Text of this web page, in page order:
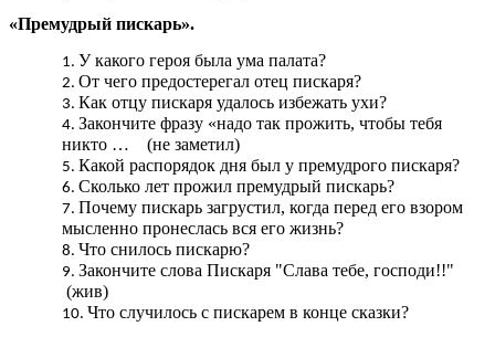
«Премудрый пискарь».
У какого героя была ума палата?
От чего предостерегал отец пискаря?
Как отцу пискаря удалось избежать ухи?
Закончите фразу «надо так прожить, чтобы тебя
никто … (не заметил)
Какой распорядок дня был у премудрого пискаря?
Сколько лет прожил премудрый пискарь?
Почему пискарь загрустил, когда перед его взором
мысленно пронеслась вся его жизнь?
Что снилось пискарю?
Закончите слова Пискаря "Слава тебе, господи!!"
(жив)
Что случилось с пискарем в конце сказки?